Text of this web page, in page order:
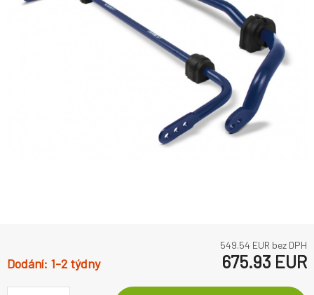
549.54 EUR bez DPH
1-2 týdny 675.93 EUR